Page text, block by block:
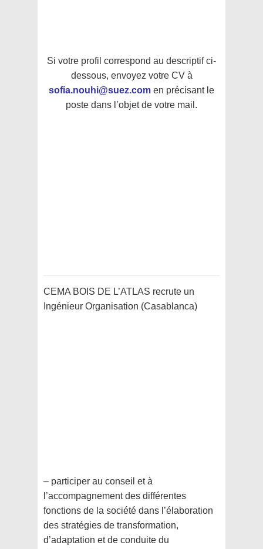
Si votre profil correspond au descriptif ci-
dessous, envoyez votre CV à
sofia.nouhi@suez.com en précisant le
poste dans l’objet de votre mail.
CEMA BOIS DE L’ATLAS recrute un
Ingénieur Organisation (Casablanca)
– participer au conseil et à
l’accompagnement des différentes
fonctions de la société dans l’élaboration
des stratégies de transformation,
d’adaptation et de conduite du